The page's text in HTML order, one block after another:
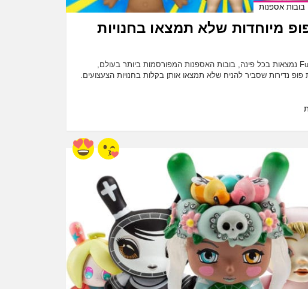
בובות אספנות
פופ מיוחדות שלא תמצאו בחנויות
בובות הפופ של Funko נמצאות בכל פינה, בובות האספנות המפורסמות ביותר בעולם,